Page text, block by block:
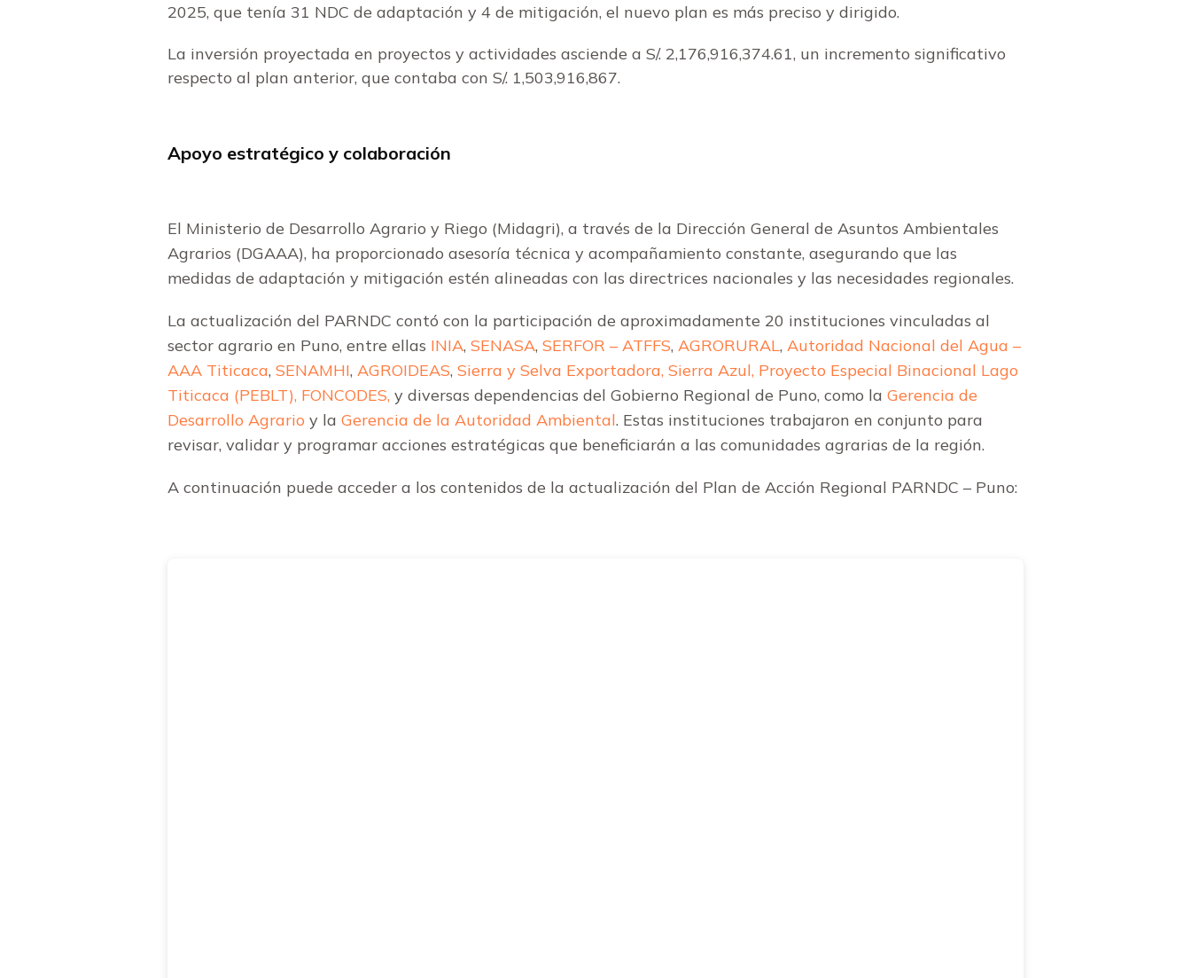
2025, que tenía 31 NDC de adaptación y 4 de mitigación, el nuevo plan es más preciso y dirigido.
La inversión proyectada en proyectos y actividades asciende a S/. 2,176,916,374.61, un incremento significativo
respecto al plan anterior, que contaba con S/. 1,503,916,867.
Apoyo estratégico y colaboración
El Ministerio de Desarrollo Agrario y Riego (Midagri), a través de la Dirección General de Asuntos Ambientales
Agrarios (DGAAA), ha proporcionado asesoría técnica y acompañamiento constante, asegurando que las
medidas de adaptación y mitigación estén alineadas con las directrices nacionales y las necesidades regionales.
La actualización del PARNDC contó con la participación de aproximadamente 20 instituciones vinculadas al
sector agrario en Puno, entre ellas INIA, SENASA, SERFOR – ATFFS, AGRORURAL, Autoridad Nacional del Agua –
AAA Titicaca, SENAMHI, AGROIDEAS, Sierra y Selva Exportadora, Sierra Azul, Proyecto Especial Binacional Lago
Titicaca (PEBLT), FONCODES, y diversas dependencias del Gobierno Regional de Puno, como la Gerencia de
Desarrollo Agrario y la Gerencia de la Autoridad Ambiental. Estas instituciones trabajaron en conjunto para
revisar, validar y programar acciones estratégicas que beneficiarán a las comunidades agrarias de la región.
A continuación puede acceder a los contenidos de la actualización del Plan de Acción Regional PARNDC – Puno: